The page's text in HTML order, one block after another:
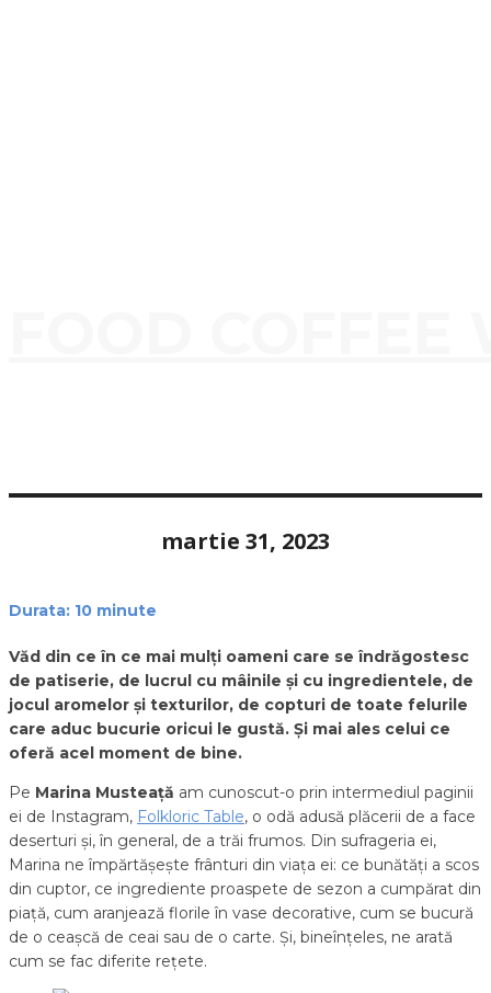
martie 31, 2023
Durata: 10 minute
Văd din ce în ce mai mulți oameni care se îndrăgostesc
de patiserie, de lucrul cu mâinile și cu ingredientele, de
jocul aromelor și texturilor, de copturi de toate felurile
care aduc bucurie oricui le gustă. Și mai ales celui ce
oferă acel moment de bine.
Pe Marina Musteață am cunoscut-o prin intermediul paginii
ei de Instagram, Folkloric Table, o odă adusă plăcerii de a face
deserturi și, în general, de a trăi frumos. Din sufrageria ei,
Marina ne împărtășește frânturi din viața ei: ce bunătăți a scos
din cuptor, ce ingrediente proaspete de sezon a cumpărat din
piață, cum aranjează florile în vase decorative, cum se bucură
de o ceașcă de ceai sau de o carte. Și, bineînțeles, ne arată
cum se fac diferite rețete.